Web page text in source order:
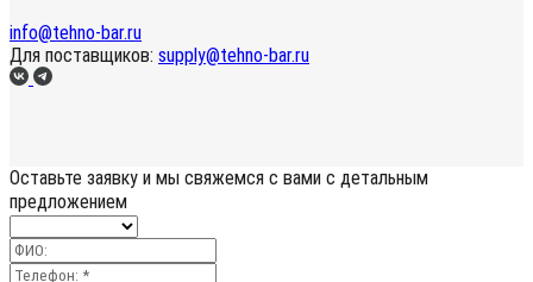
info@tehno-bar.ru
Для поставщиков: supply@tehno-bar.ru
Оставьте заявку и мы свяжемся с вами с детальным
предложением